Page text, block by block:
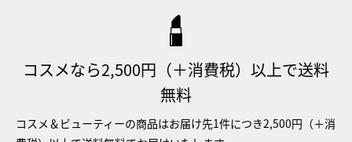
コスメなら2,500円（＋消費税）以上で送料
無料
コスメ＆ビューティーの商品はお届け先1件につき2,500円（＋消